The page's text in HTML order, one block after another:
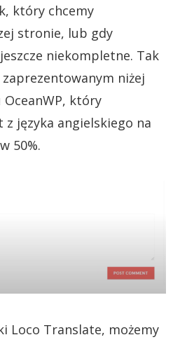
który chcemy
stronie, lub gdy
niekompletne. Tak
niżej
OceanWP, który
z języka angielskiego na
50%.
Loco Translate, możemy